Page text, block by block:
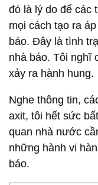
đó là lý do để các
mọi cách tạo ra
báo. Đây là tình
nhà báo. Tôi nghĩ
xảy ra hành hung.
Nghe thông tin,
axit, tôi hết sức
quan nhà nước
những hành vi
báo.